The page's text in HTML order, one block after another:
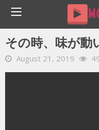
Home YOUTUBE 動画
その時、味が動
August 21, 2019